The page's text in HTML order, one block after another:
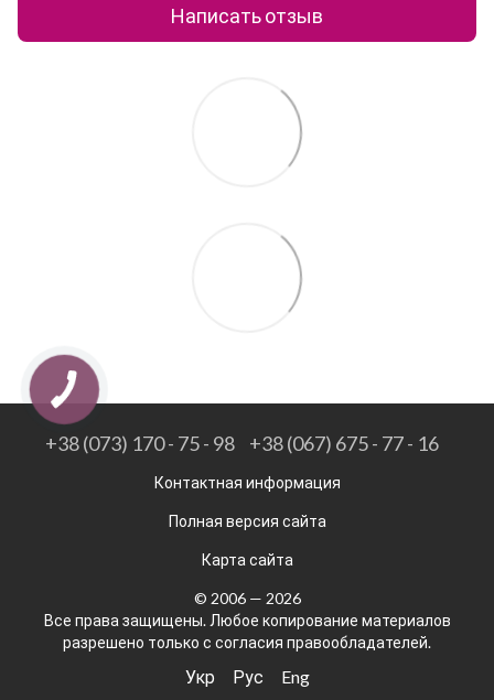
Написать отзыв
+38 (073) 170 - 75 - 98 +38 (067) 675 - 77 - 16
Контактная информация
Полная версия сайта
Карта сайта
© 2006 — 2026
Все права защищены. Любое копирование материалов
разрешено только с согласия правообладателей.
Укр Рус Eng